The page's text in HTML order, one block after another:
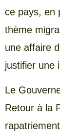
ce pays, en
thème
une affaire
justifier une
Le
Retour à la